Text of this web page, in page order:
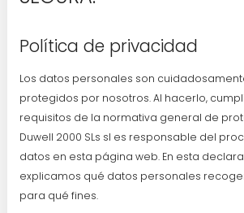
Política de privacidad
Los datos personales son
protegidos por nosotros. Al hacerlo,
requisitos de la normativa general de
Duwell 2000 SLs sl es responsable del
datos en esta página web. En esta
explicamos qué datos personales
para qué fines.